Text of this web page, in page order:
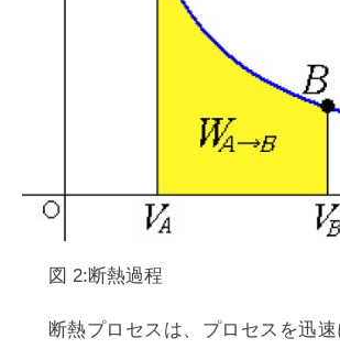
図 2:断熱過程
断熱プロセスは、プロセスを迅